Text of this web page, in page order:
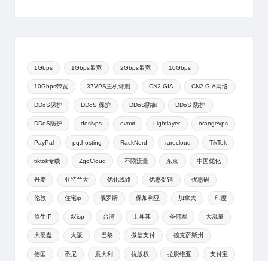
1Gbps 1Gbps带宽 2Gbps带宽 10Gbps
10Gbps带宽 37VPS主机评测 CN2 GIA CN2 GIA网络
DDoS保护 DDoS 保护 DDoS防御 DDoS 防护
DDoS防护 desivps evoxt Lightlayer orangevps
PayPal pq.hosting RackNerd rarecloud TikTok
tiktok专线 ZgoCloud 不限流量 东京 中国优化
丹麦 亚特兰大 优化线路 优惠促销 优惠码
伦敦 住宅ip 俄罗斯 保加利亚 加拿大 印度
原生IP 双isp 台湾 土耳其 圣何塞 大流量
大硬盘 大阪 巴黎 微信支付 德克萨斯州
德国 悉尼 意大利 抗版权 拉脱维亚 支付宝